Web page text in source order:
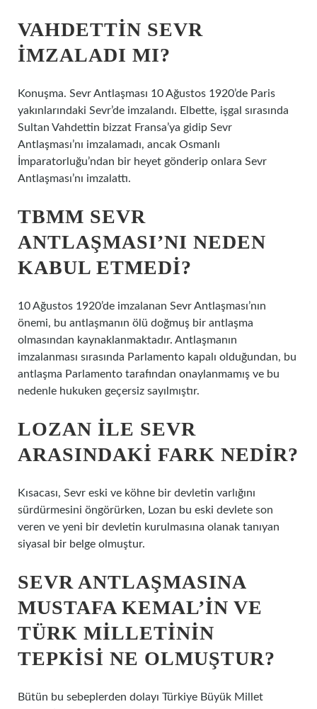
VAHDETTIN SEVR
IMZALADI MI?
Konuşma. Sevr Antlaşması 10 Ağustos 1920’de Paris
yakınlarındaki Sevr’de imzalandı. Elbette, işgal sırasında
Sultan Vahdettin bizzat Fransa’ya gidip Sevr
Antlaşması’nı imzalamadı, ancak Osmanlı
İmparatorluğu’ndan bir heyet gönderip onlara Sevr
Antlaşması’nı imzalattı.
TBMM SEVR
ANTLAŞMASI’NI NEDEN
KABUL ETMEDI?
10 Ağustos 1920’de imzalanan Sevr Antlaşması’nın
önemi, bu antlaşmanın ölü doğmuş bir antlaşma
olmasından kaynaklanmaktadır. Antlaşmanın
imzalanması sırasında Parlamento kapalı olduğundan, bu
antlaşma Parlamento tarafından onaylanmamış ve bu
nedenle hukuken geçersiz sayılmıştır.
LOZAN ILE SEVR
ARASINDAKI FARK NEDIR?
Kısacası, Sevr eski ve köhne bir devletin varlığını
sürdürmesini öngörürken, Lozan bu eski devlete son
veren ve yeni bir devletin kurulmasına olanak tanıyan
siyasal bir belge olmuştur.
SEVR ANTLAŞMASINA
MUSTAFA KEMAL’IN VE
TÜRK MILLETININ
TEPKISI NE OLMUŞTUR?
Bütün bu sebeplerden dolayı Türkiye Büyük Millet